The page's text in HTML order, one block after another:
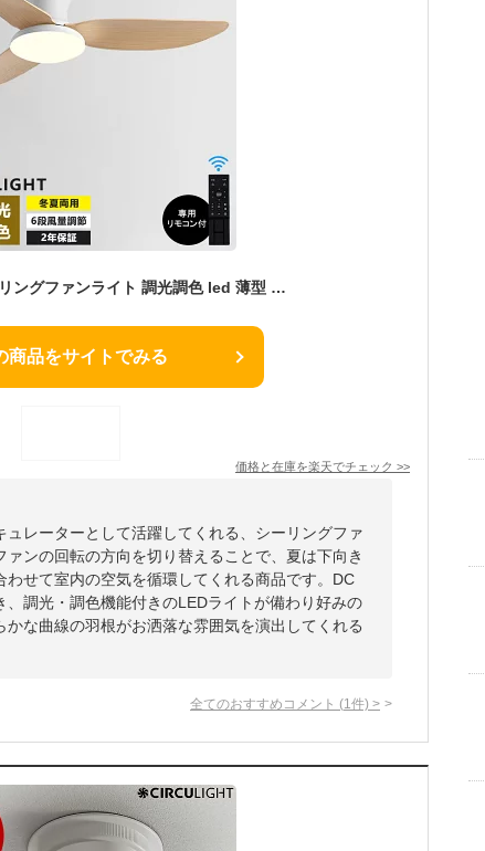
【楽天1位達成】シーリングファンライト 調光調色 led 薄型 北欧 リモコン操作 シーリングファン リビング dcモーター 小型 空気循環 軽量 6畳 8畳 10畳 12畳 ファン固定 扇風機付き 和室 電気 照明器具 省エネ 天井直付灯 サーキュレーター
商品をサイトでみる
価格と在庫を楽天でチェック >>
レーターとして活躍してくれる、シーリングファ
ンの回転の方向を切り替えることで、夏は下向き
せて室内の空気を循環してくれる商品です。DC
調光・調色機能付きのLEDライトが備わり好みの
な曲線の羽根がお洒落な雰囲気を演出してくれる
全てのおすすめコメント (1 件) >